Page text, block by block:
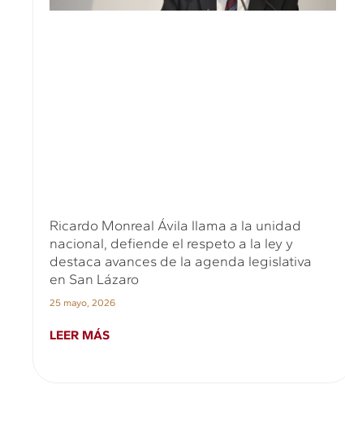
Ricardo Monreal Ávila llama a la unidad
nacional, defiende el respeto a la ley y
destaca avances de la agenda legislativa
en San Lázaro
25 mayo, 2026
LEER MÁS